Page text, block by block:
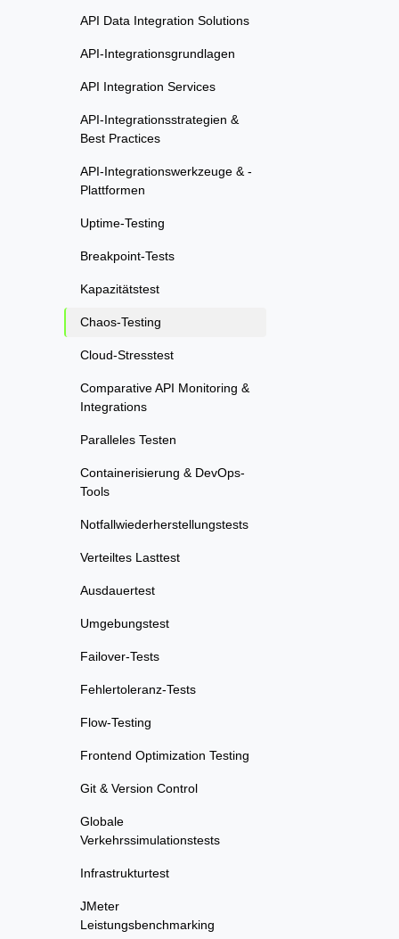
API Data Integration Solutions
API-Integrationsgrundlagen
API Integration Services
API-Integrationsstrategien &
Best Practices
API-Integrationswerkzeuge & -
Plattformen
Uptime-Testing
Breakpoint-Tests
Kapazitätstest
Chaos-Testing
Cloud-Stresstest
Comparative API Monitoring &
Integrations
Paralleles Testen
Containerisierung & DevOps-
Tools
Notfallwiederherstellungstests
Verteiltes Lasttest
Ausdauertest
Umgebungstest
Failover-Tests
Fehlertoleranz-Tests
Flow-Testing
Frontend Optimization Testing
Git & Version Control
Globale
Verkehrssimulationstests
Infrastrukturtest
JMeter
Leistungsbenchmarking